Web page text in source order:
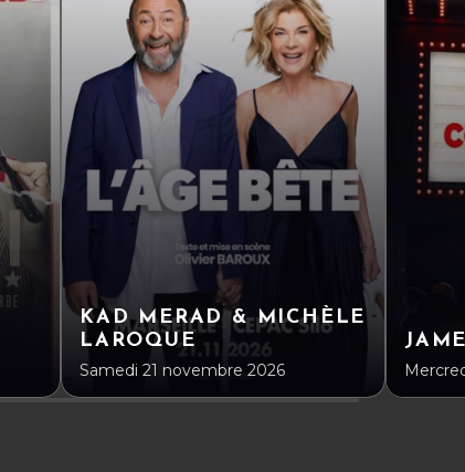
KAD MERAD & MICHÈLE
LAROQUE
Samedi 21 novembre 2026